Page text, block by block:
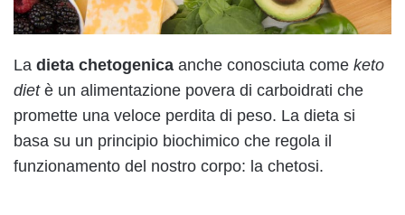
La dieta chetogenica anche conosciuta come keto
dietè un alimentazione povera di carboidrati che
promette una veloce perdita di peso. La dieta si
basa su un principio biochimico che regola il
funzionamento del nostro corpo: la chetosi.